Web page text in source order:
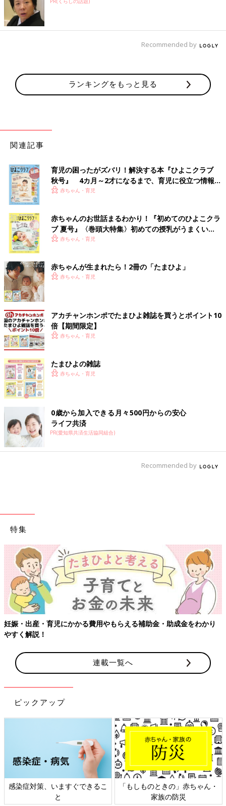
Recommended by
ランキングをもっと見る
関連記事
育児の困ったがズバリ！解決する本『ひよこクラブ
秋号』 4カ月～2才になるまで、育児に役立つ情報が
いっぱい！
赤ちゃん・育児
赤ちゃんのお世話まるわかり！『初めてのひよこクラ
ブ 夏号』〈巻頭大特集〉初めての授乳がうまくい
く！ おっぱい・ミルクの基本と夏のトラブル 解決テ
赤ちゃん・育児
赤ちゃんが生まれたら！2冊の「たまひよ」
赤ちゃん・育児
アカチャンホンポでたまひよ雑誌を買うとポイント10
倍【期間限定】
赤ちゃん・育児
たまひよの雑誌
赤ちゃん・育児
0歳から加入できる月々500円からの安心
ライフ共済
PR(愛知県共済生活協同組合)
Recommended by
特集
る補助金・助成金をわかり
【ワクチン接種できるものも】妊婦
連載一覧へ
ピックアップ
「もしものときの」赤ちゃん・
家族の防災
日本外来小児科学会リーフレッ
ト検討会